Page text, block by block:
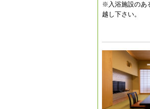
※入浴施設のあ
越し下さい。